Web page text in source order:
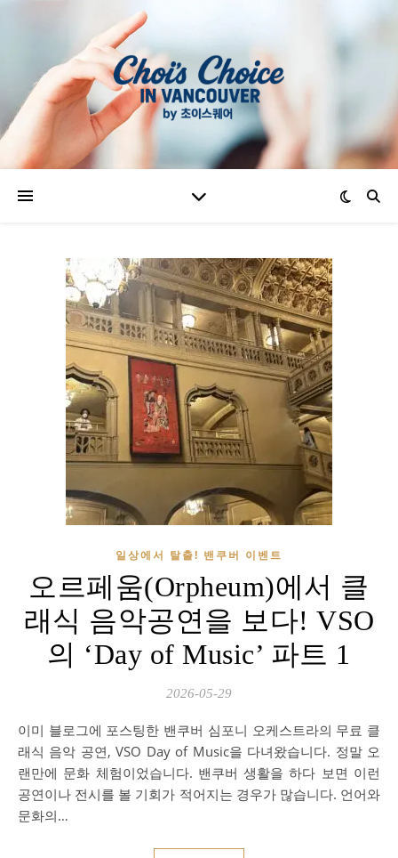
일상에서 탈출! 밴쿠버 이벤트
오르페움(Orpheum)에서 클
래식 음악공연을 보다! VSO
의 ‘Day of Music’ 파트 1
2026-05-29
이미 블로그에 포스팅한 밴쿠버 심포니 오케스트라의 무료 클
래식 음악 공연, VSO Day of Music을 다녀왔습니다. 정말 오
랜만에 문화 체험이었습니다. 밴쿠버 생활을 하다 보면 이런
공연이나 전시를 볼 기회가 적어지는 경우가 많습니다. 언어와
문화의…